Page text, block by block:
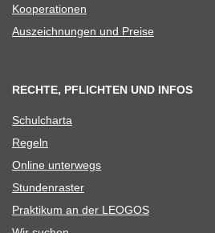
Koope­ra­tio­nen
Aus­zeich­nun­gen und Preise
RECHTE, PFLICHTEN UND INFOS
Schul­charta
Regeln
Online unter­wegs
Stun­den­ras­ter
Prak­ti­kum an der LEOGOS